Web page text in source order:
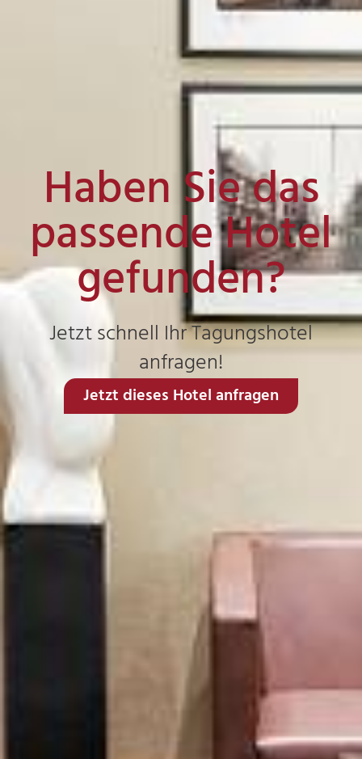
Haben Sie das
passende Hotel
gefunden?
Jetzt schnell Ihr Tagungshotel
anfragen!
Jetzt dieses Hotel anfragen